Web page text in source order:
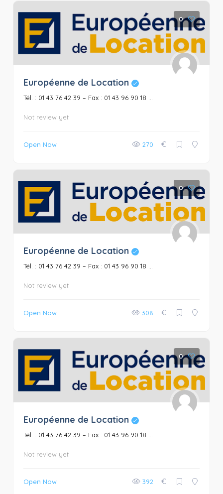
0
Européenne de Location
Tél. : 01 43 76 42 39 – Fax : 01 43 96 90 18 ...
Not review yet
Open Now 270 €
0
Européenne de Location
Tél. : 01 43 76 42 39 – Fax : 01 43 96 90 18 ...
Not review yet
Open Now 308 €
0
Européenne de Location
Tél. : 01 43 76 42 39 – Fax : 01 43 96 90 18 ...
Not review yet
Open Now 392 €